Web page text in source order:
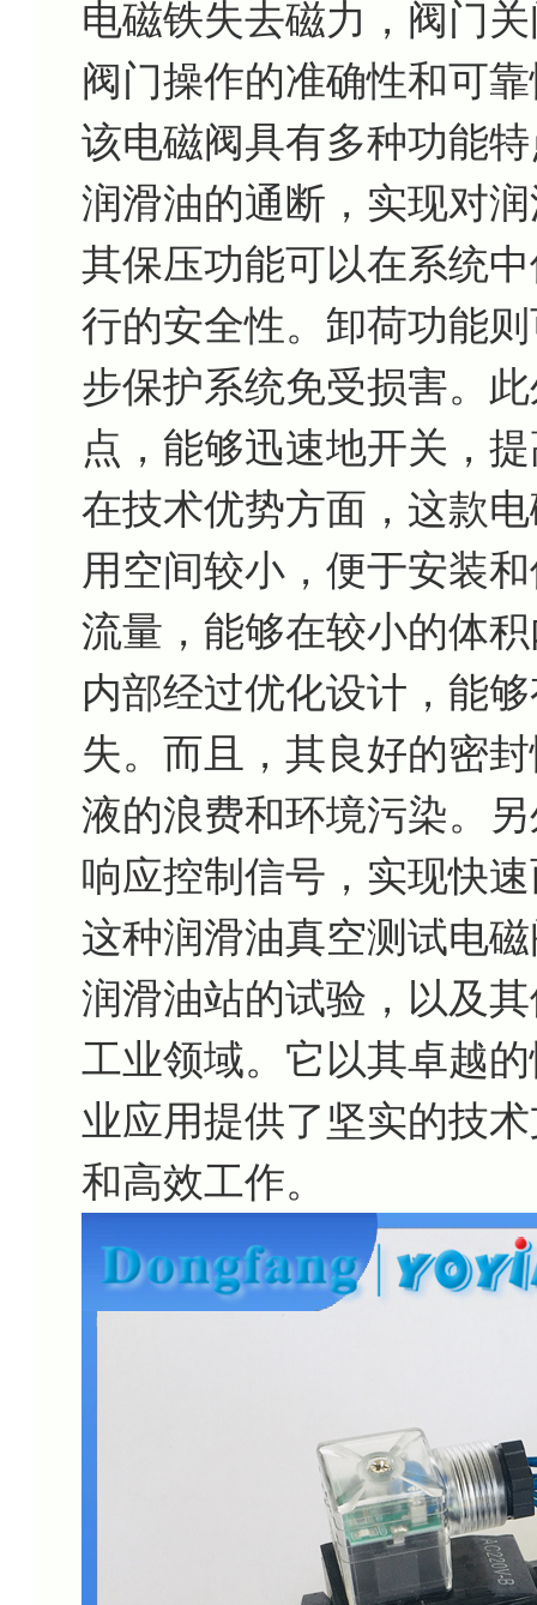
电磁铁失去磁力，阀门
阀门操作的准确性和可
该电磁阀具有多种功能
润滑油的通断，实现对
其保压功能可以在系统
行的安全性。卸荷功能
步保护系统免受损害。
点，能够迅速地开关，
在技术优势方面，这款
用空间较小，便于安装
流量，能够在较小的体
内部经过优化设计，能
失。而且，其良好的密
液的浪费和环境污染。
响应控制信号，实现快
这种润滑油真空测试电
润滑油站的试验，以及
工业领域。它以其卓越
业应用提供了坚实的技
和高效工作。